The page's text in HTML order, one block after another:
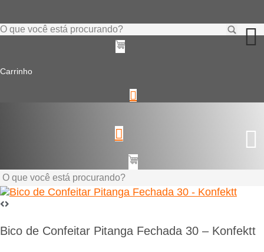
o
Pesquisar
Carrinho
Pesquisar
...
Bico de Confeitar Pitanga Fechada 30 – Konfektt